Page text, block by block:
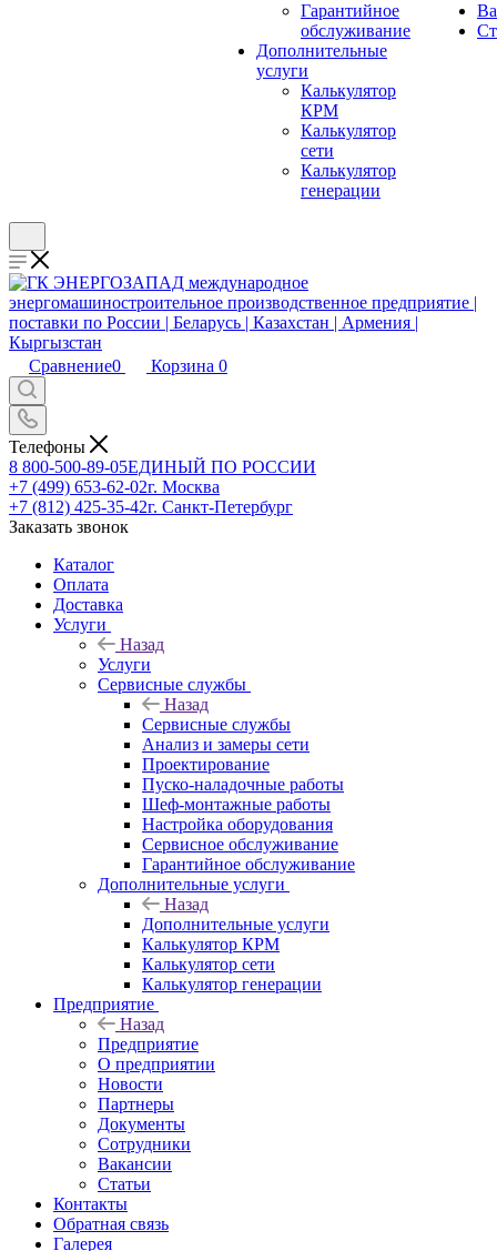
Гарантийное
обслуживание
Дополнительные
услуги
Калькулятор
КРМ
Калькулятор
сети
Калькулятор
генерации
Сравнение0 Корзина 0
Телефоны
8 800-500-89-05ЕДИНЫЙ ПО РОССИИ
+7 (499) 653-62-02г. Москва
+7 (812) 425-35-42г. Санкт-Петербург
Заказать звонок
Каталог
Оплата
Доставка
Услуги
Назад
Услуги
Сервисные службы
Назад
Сервисные службы
Анализ и замеры сети
Проектирование
Пуско-наладочные работы
Шеф-монтажные работы
Настройка оборудования
Сервисное обслуживание
Гарантийное обслуживание
Дополнительные услуги
Назад
Дополнительные услуги
Калькулятор КРМ
Калькулятор сети
Калькулятор генерации
Предприятие
Назад
Предприятие
О предприятии
Новости
Партнеры
Документы
Сотрудники
Вакансии
Статьи
Контакты
Обратная связь
Галерея